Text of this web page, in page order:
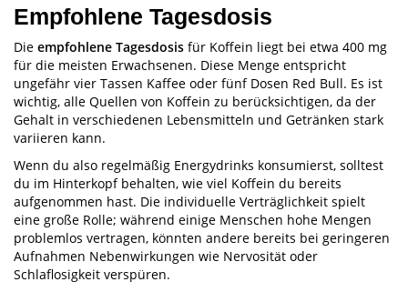
Empfohlene Tagesdosis
Die empfohlene Tagesdosis für Koffein liegt bei etwa 400 mg
für die meisten Erwachsenen. Diese Menge entspricht
ungefähr vier Tassen Kaffee oder fünf Dosen Red Bull. Es ist
wichtig, alle Quellen von Koffein zu berücksichtigen, da der
Gehalt in verschiedenen Lebensmitteln und Getränken stark
variieren kann.
Wenn du also regelmäßig Energydrinks konsumierst, solltest
du im Hinterkopf behalten, wie viel Koffein du bereits
aufgenommen hast. Die individuelle Verträglichkeit spielt
eine große Rolle; während einige Menschen hohe Mengen
problemlos vertragen, könnten andere bereits bei geringeren
Aufnahmen Nebenwirkungen wie Nervosität oder
Schlaflosigkeit verspüren.